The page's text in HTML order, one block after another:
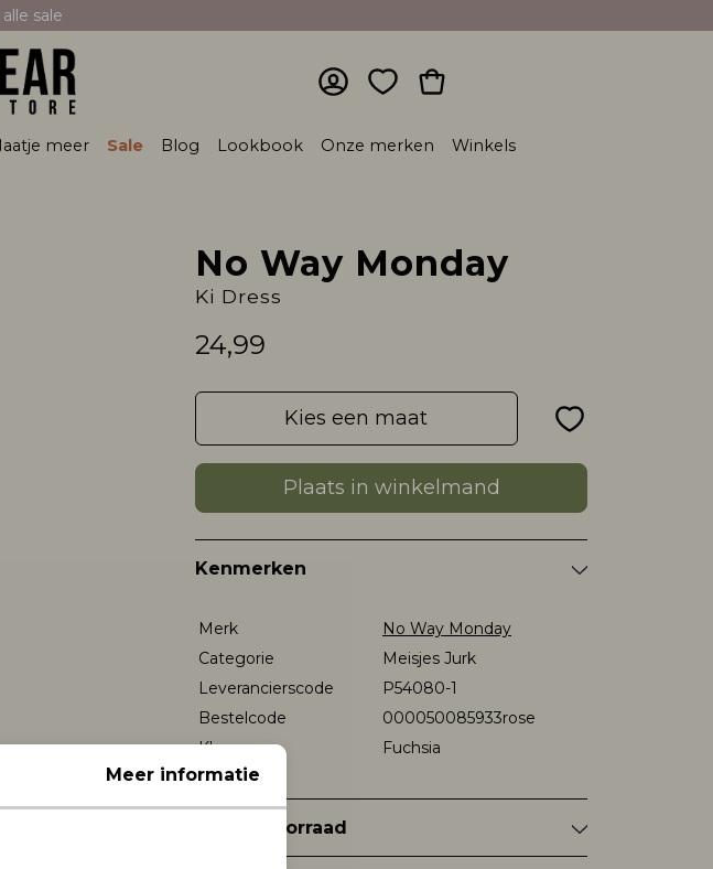
sale
meer Sale Blog Lookbook Onze merken Winkels
No Way Monday
Ki Dress
24,99
Kies een maat
Plaats in winkelmand
Kenmerken
Merk
No Way Monday
Categorie
Meisjes Jurk
Leverancierscode
P54080-1
Bestelcode
000050085933rose
Kleur
Fuchsia
Winkelvoorraad
Meer informatie